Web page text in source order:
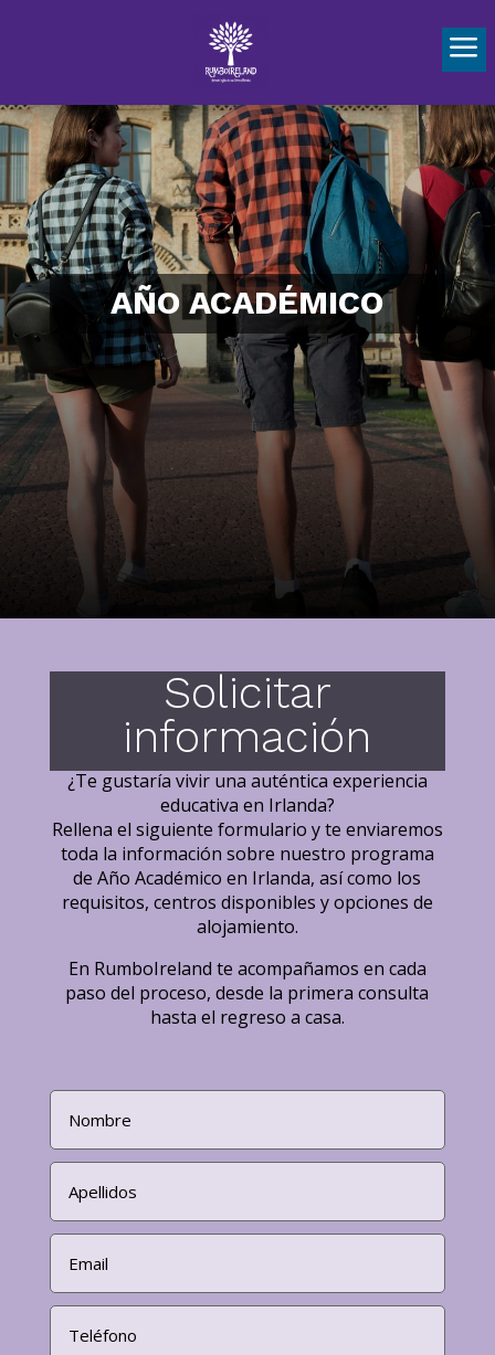
a
AÑO ACADÉMICO
Solicitar
información
¿Te gustaría vivir una auténtica experiencia
educativa en Irlanda?
Rellena el siguiente formulario y te enviaremos
toda la información sobre nuestro programa
de Año Académico en Irlanda, así como los
requisitos, centros disponibles y opciones de
alojamiento.
En RumboIreland te acompañamos en cada
paso del proceso, desde la primera consulta
hasta el regreso a casa.
Idioma »